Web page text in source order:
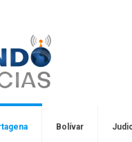
Bolívar